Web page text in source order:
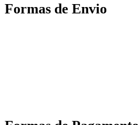
Formas de Envio